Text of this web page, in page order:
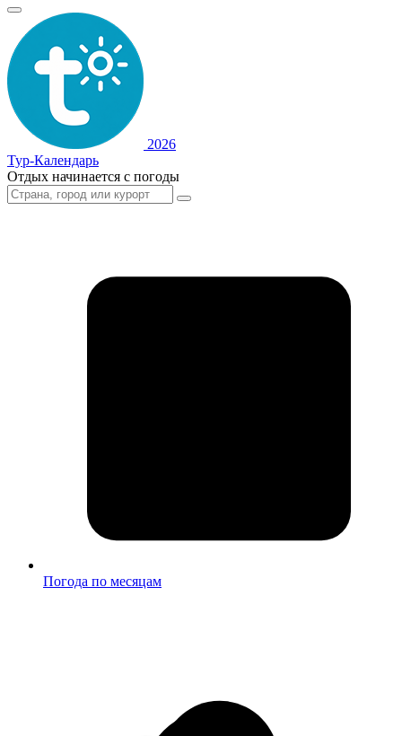
2026
Тур-Календарь
Отдых начинается с погоды
Погода по месяцам